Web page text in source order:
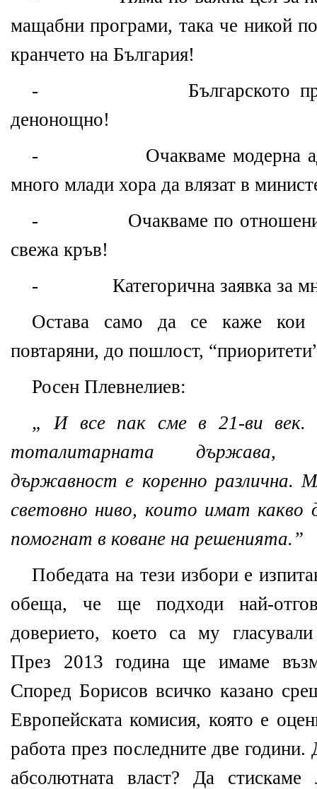
мащабни програми, така че никой
кранчето на България!
- Българското
денонощно!
- Очакваме модерна
много млади хора да влязат в
- Очакваме по отношение
свежа кръв!
- Категорична заявка за
Остава само да се каже кои
повтаряни, до пошлост,
Росен Плевнелиев:
„ И все пак сме в 21-ви век.
тоталитарната държава,
държавност е коренно различна.
световно ниво, които имат
помогнат в коване на решенията.”
Победата на тези избори е
обеща, че ще подходи най-
доверието, което са му
През 2013 година ще имаме
Според Борисов всичко казано
Европейската комисия, която е
работа през последните две години.
абсолютната власт? Да